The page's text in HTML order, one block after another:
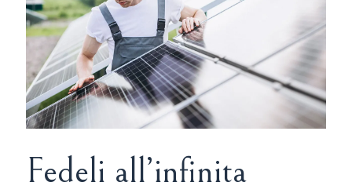
Fedeli all’infinita